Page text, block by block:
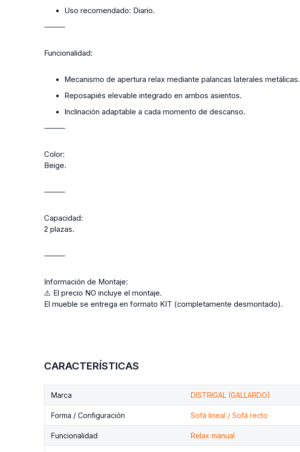
Uso recomendado: Diario.
⸻
Funcionalidad:
Mecanismo de apertura relax mediante palancas laterales metálicas.
Reposapiés elevable integrado en ambos asientos.
Inclinación adaptable a cada momento de descanso.
⸻
Color:
Beige.
⸻
Capacidad:
2 plazas.
⸻
Información de Montaje:
⚠️ El precio NO incluye el montaje.
El mueble se entrega en formato KIT (completamente desmontado).
CARACTERÍSTICAS
Marca DISTRIGAL (GALLARDO)
Forma / Configuración Sofá lineal / Sofá recto
Funcionalidad Relax manual